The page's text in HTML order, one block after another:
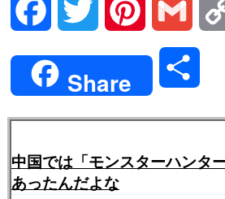
Facebook Twitter Pinterest Gmail
Share
中国では「モンスターハンタ
あったんだよな